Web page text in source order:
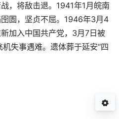
，将敌击退。1941年1月皖南
圄，坚贞不屈。1946年3月4
加入中国共产党，3月7日被
失事遇难。遗体葬于延安“四